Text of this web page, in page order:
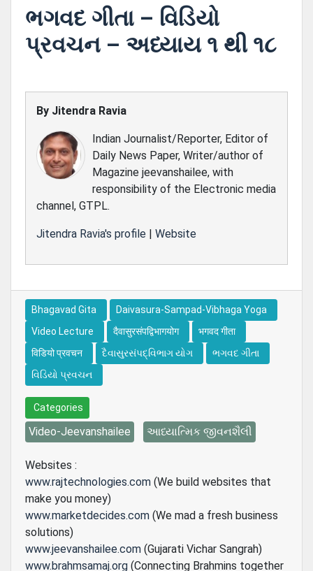
ભગવદ ગીતા – વિડિયો
પ્રવચન – અધ્યાય ૧ થી ૧૮
By Jitendra Ravia
Indian Journalist/Reporter, Editor of
Daily News Paper, Writer/author of
Magazine jeevanshailee, with
responsibility of the Electronic media
channel, GTPL.
Jitendra Ravia's profile | Website
Bhagavad Gita
Daivasura-Sampad-Vibhaga Yoga
Video Lecture
दैवासुरसंपद्विभागयोग
भगवद गीता
विडियो प्रवचन
દૈવાસુરસંપદ્વિભાગ યોગ
ભગવદ ગીતા
વિડિયો પ્રવચન
Categories
Video-Jeevanshailee આધ્યાત્મિક જીવનશૈલી
Websites :
www.rajtechnologies.com (We build websites that
make you money)
www.marketdecides.com (We mad a fresh business
solutions)
www.jeevanshailee.com (Gujarati Vichar Sangrah)
www.brahmsamaj.org (Connecting Brahmins together